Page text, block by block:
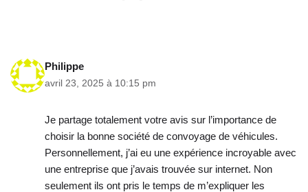
Philippe
avril 23, 2025 à 10:15 pm
Je partage totalement votre avis sur l’importance de
choisir la bonne société de convoyage de véhicules.
Personnellement, j’ai eu une expérience incroyable avec
une entreprise que j’avais trouvée sur internet. Non
seulement ils ont pris le temps de m’expliquer les